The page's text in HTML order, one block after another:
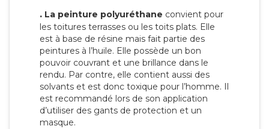
. La peinture polyuréthane convient pour
les toitures terrasses ou les toits plats. Elle
est à base de résine mais fait partie des
peintures à l’huile. Elle possède un bon
pouvoir couvrant et une brillance dans le
rendu. Par contre, elle contient aussi des
solvants et est donc toxique pour l’homme. Il
est recommandé lors de son application
d’utiliser des gants de protection et un
masque.